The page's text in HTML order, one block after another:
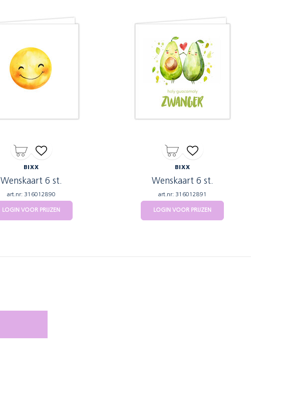
BIXX
Wenskaart 6 st.
art.nr: 316012890
LOGIN VOOR PRIJZEN
BIXX
Wenskaart 6 st.
art.nr: 316012891
LOGIN VOOR PRIJZEN